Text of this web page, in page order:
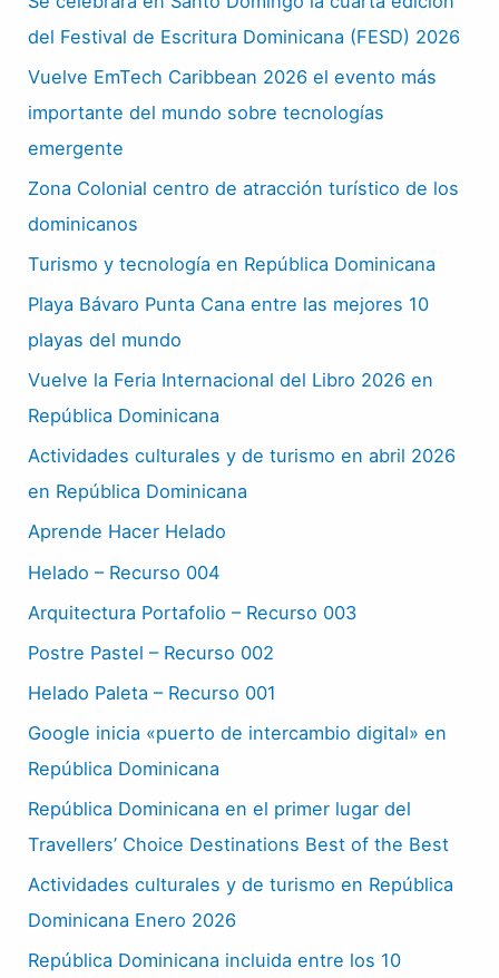
del Festival de Escritura Dominicana (FESD) 2026
Vuelve EmTech Caribbean 2026 el evento más
importante del mundo sobre tecnologías
emergente
Zona Colonial centro de atracción turístico de los
dominicanos
Turismo y tecnología en República Dominicana
Playa Bávaro Punta Cana entre las mejores 10
playas del mundo
Vuelve la Feria Internacional del Libro 2026 en
República Dominicana
Actividades culturales y de turismo en abril 2026
en República Dominicana
Aprende Hacer Helado
Helado – Recurso 004
Arquitectura Portafolio – Recurso 003
Postre Pastel – Recurso 002
Helado Paleta – Recurso 001
Google inicia «puerto de intercambio digital» en
República Dominicana
República Dominicana en el primer lugar del
Travellers’ Choice Destinations Best of the Best
Actividades culturales y de turismo en República
Dominicana Enero 2026
República Dominicana incluida entre los 10